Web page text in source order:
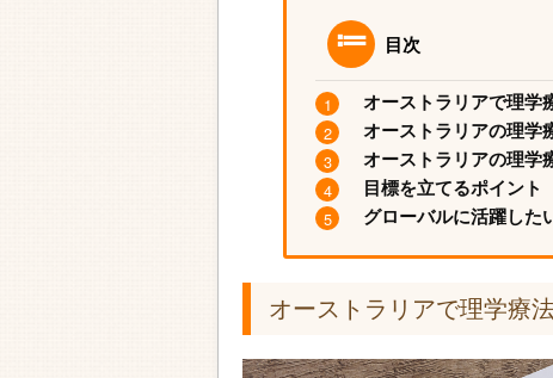
目次
オーストラリアで理学
オーストラリアの理学
オーストラリアの理学
目標を立てるポイント
グローバルに活躍した
オーストラリアで理学療